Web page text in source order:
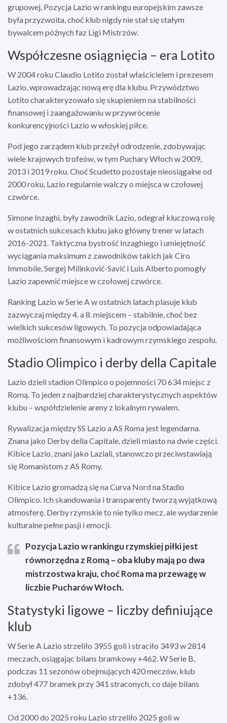
grupowej. Pozycja Lazio w rankingu europejskim zawsze
była przyzwoita, choć klub nigdy nie stał się stałym
bywalcem późnych faz Ligi Mistrzów.
Współczesne osiągnięcia – era Lotito
W 2004 roku Claudio Lotito został właścicielem i prezesem
Lazio, wprowadzając nową erę dla klubu. Przywództwo
Lotito charakteryzowało się skupieniem na stabilności
finansowej i zaangażowaniu w przywrócenie
konkurencyjności Lazio w włoskiej piłce.
Pod jego zarządem klub przeżył odrodzenie, zdobywając
wiele krajowych trofeów, w tym Puchary Włoch w 2009,
2013 i 2019 roku. Choć Scudetto pozostaje nieosiągalne od
2000 roku, Lazio regularnie walczy o miejsca w czołowej
czwórce.
Simone Inzaghi, były zawodnik Lazio, odegrał kluczową rolę
w ostatnich sukcesach klubu jako główny trener w latach
2016-2021. Taktyczna bystrość Inzaghiego i umiejętność
wyciągania maksimum z zawodników takich jak Ciro
Immobile, Sergej Milinković-Savić i Luis Alberto pomogły
Lazio zapewnić miejsce w czołowej czwórce.
Ranking Lazio w Serie A w ostatnich latach plasuje klub
zazwyczaj między 4. a 8. miejscem – stabilnie, choć bez
wielkich sukcesów ligowych. To pozycja odpowiadająca
możliwościom finansowym i kadrowym rzymskiego zespołu.
Stadio Olimpico i derby della Capitale
Lazio dzieli stadion Olimpico o pojemności 70 634 miejsc z
Romą. To jeden z najbardziej charakterystycznych aspektów
klubu – współdzielenie areny z lokalnym rywalem.
Rywalizacja między SS Lazio a AS Roma jest legendarna.
Znana jako Derby della Capitale, dzieli miasto na dwie części.
Kibice Lazio, znani jako Laziali, stanowczo przeciwstawiają
się Romanistom z AS Romy.
Kibice Lazio gromadzą się na Curva Nord na Stadio
Olimpico. Ich skandowania i transparenty tworzą wyjątkową
atmosferę. Derby rzymskie to nie tylko mecz, ale wydarzenie
kulturalne pełne pasji i emocji.
Pozycja Lazio w rankingu rzymskiej piłki jest
równorzędna z Romą – oba kluby mają po dwa
mistrzostwa kraju, choć Roma ma przewagę w
liczbie Pucharów Włoch.
Statystyki ligowe – liczby definiujące
klub
W Serie A Lazio strzeliło 3955 goli i straciło 3493 w 2814
meczach, osiągając bilans bramkowy +462. W Serie B,
podczas 11 sezonów obejmujących 420 meczów, klub
zdobył 477 bramek przy 341 straconych, co daje bilans
+136.
Od 2000 do 2025 roku Lazio strzeliło 2025 goli w